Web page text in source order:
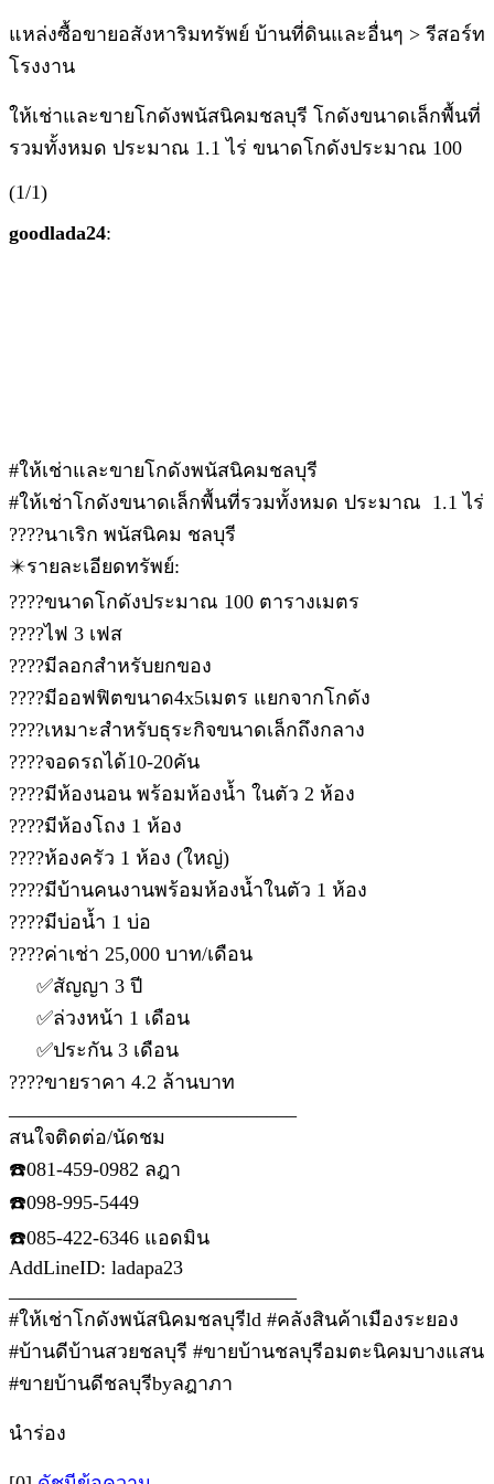
แหล่งซื้อขายอสังหาริมทรัพย์ บ้านที่ดินและอื่นๆ > รีสอร์ท
โรงงาน
ให้เช่าและขายโกดังพนัสนิคมชลบุรี โกดังขนาดเล็กพื้นที่
รวมทั้งหมด ประมาณ 1.1 ไร่ ขนาดโกดังประมาณ 100
(1/1)
goodlada24:
#ให้เช่าและขายโกดังพนัสนิคมชลบุรี
#ให้เช่าโกดังขนาดเล็กพื้นที่รวมทั้งหมด ประมาณ 1.1 ไร่
????นาเริก พนัสนิคม ชลบุรี
✴️รายละเอียดทรัพย์:
????ขนาดโกดังประมาณ 100 ตารางเมตร
????ไฟ 3 เฟส
????มีลอกสำหรับยกของ
????มีออฟฟิตขนาด4x5เมตร แยกจากโกดัง
????เหมาะสำหรับธุระกิจขนาดเล็กถึงกลาง
????จอดรถได้10-20คัน
????มีห้องนอน พร้อมห้องน้ำ ในตัว 2 ห้อง
????มีห้องโถง 1 ห้อง
????ห้องครัว 1 ห้อง (ใหญ่)
????มีบ้านคนงานพร้อมห้องน้ำในตัว 1 ห้อง
????มีบ่อน้ำ 1 บ่อ
????ค่าเช่า 25,000 บาท/เดือน
✅สัญญา 3 ปี
✅ล่วงหน้า 1 เดือน
✅ประกัน 3 เดือน
????ขายราคา 4.2 ล้านบาท
สนใจติดต่อ/นัดชม
☎️081-459-0982​ ลฎา
☎️098-995-5449
☎️085-422-6346 แอดมิน
AddLine​ID​: ladapa23
#ให้เช่าโกดังพนัสนิคมชลบุรีld #คลังสินค้าเมืองระยอง
#บ้านดีบ้านสวยชลบุรี #ขายบ้านชลบุรีอมตะนิคมบางแสน
#ขายบ้านดีชลบุรีbyลฎาภา
นำร่อง